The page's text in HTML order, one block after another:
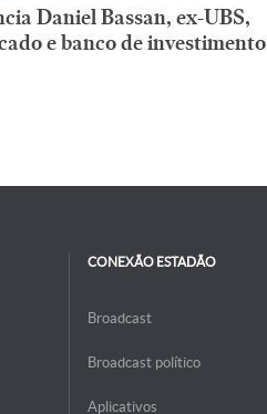
Daniel Bassan, ex-UBS,
e banco de investimento
CONEXÃO ESTADÃO
Broadcast
Broadcast político
Aplicativos